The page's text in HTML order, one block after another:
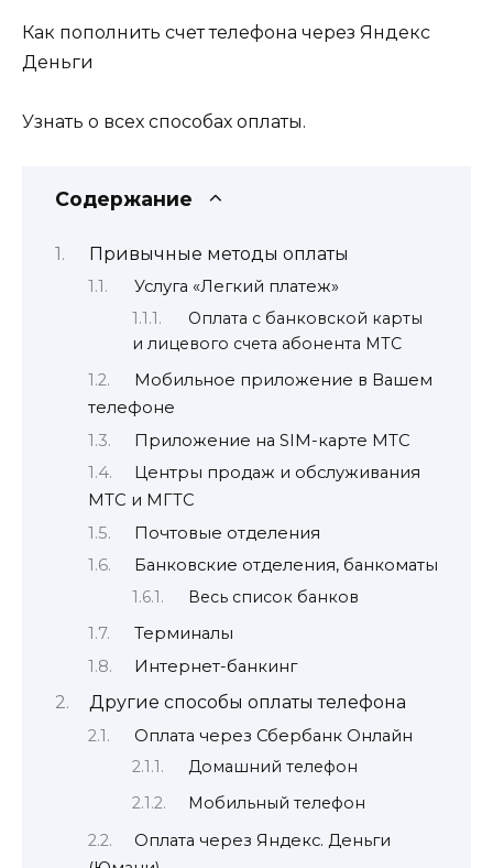
Как пополнить счет телефона через Яндекс
Деньги
Узнать о всех способах оплаты.
Содержание
Привычные методы оплаты
Услуга «Легкий платеж»
Оплата с банковской карты
и лицевого счета абонента МТС
Мобильное приложение в Вашем
телефоне
Приложение на SIM-карте МТС
Центры продаж и обслуживания
МТС и МГТС
Почтовые отделения
Банковские отделения, банкоматы
Весь список банков
Терминалы
Интернет-банкинг
Другие способы оплаты телефона
Оплата через Сбербанк Онлайн
Домашний телефон
Мобильный телефон
Оплата через Яндекс. Деньги